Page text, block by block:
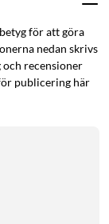
för att göra
nedan skrivs
och recensioner
publicering här